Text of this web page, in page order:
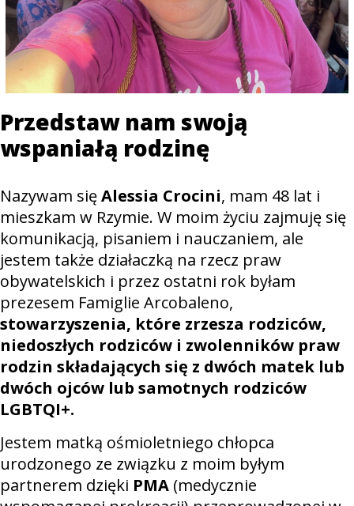
Przedstaw nam swoją
wspaniałą rodzinę
Nazywam sięAlessia Crocini, mam 48 lat i
mieszkam w Rzymie. W moim życiu zajmuję się
komunikacją, pisaniem i nauczaniem, ale
jestem także działaczką na rzecz praw
obywatelskich i przez ostatni rok byłam
prezesem Famiglie Arcobaleno,
stowarzyszenia, które zrzesza rodziców,
niedoszłych rodziców i zwolenników praw
rodzin składających się z dwóch matek lub
dwóch ojców lub samotnych rodziców
LGBTQI+.
Jestem matką ośmioletniego chłopca
urodzonego ze związku z moim byłym
partnerem dzięki PMA (medycznie